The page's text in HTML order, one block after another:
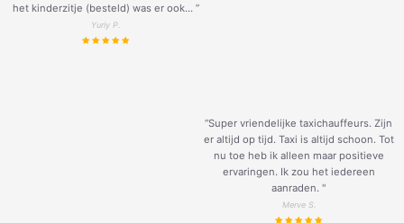
het kinderzitje (besteld) was er ook... ”
Yuriy P.
“Super vriendelijke taxichauffeurs. Zijn
er altijd op tijd. Taxi is altijd schoon. Tot
nu toe heb ik alleen maar positieve
ervaringen. Ik zou het iedereen
aanraden. "
Merve S.